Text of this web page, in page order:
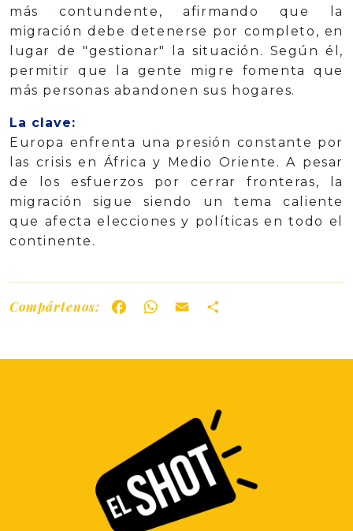
más contundente, afirmando que la
migración debe detenerse por completo, en
lugar de "gestionar" la situación. Según él,
permitir que la gente migre fomenta que
más personas abandonen sus hogares.
La clave:
Europa enfrenta una presión constante por
las crisis en África y Medio Oriente. A pesar
de los esfuerzos por cerrar fronteras, la
migración sigue siendo un tema caliente
que afecta elecciones y políticas en todo el
continente.
Compártenos: FacebookWhatsApp
Email